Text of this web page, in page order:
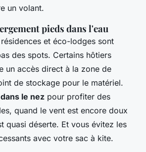
un volant.
pieds dans l'eau
et éco-lodges sont
des spots. Certains hôtiers
un accès direct à la zone de
de stockage pour le matériel.
le nez pour profiter des
quand le vent est encore doux
quasi déserte. Et vous évitez les
avec votre sac à kite.